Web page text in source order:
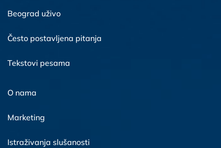
Beograd uživo
Često postavljena pitanja
Tekstovi pesama
O nama
Marketing
Istraživanja slušanosti